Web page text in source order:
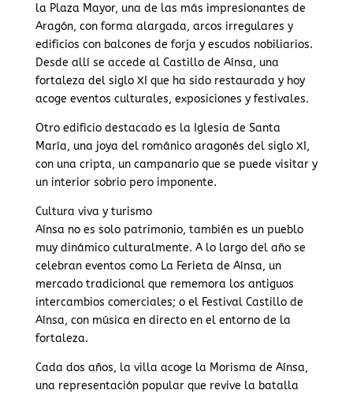
la Plaza Mayor, una de las más impresionantes de
Aragón, con forma alargada, arcos irregulares y
edificios con balcones de forja y escudos nobiliarios.
Desde allí se accede al Castillo de Aínsa, una
fortaleza del siglo XI que ha sido restaurada y hoy
acoge eventos culturales, exposiciones y festivales.
Otro edificio destacado es la Iglesia de Santa
María, una joya del románico aragonés del siglo XI,
con una cripta, un campanario que se puede visitar y
un interior sobrio pero imponente.
Cultura viva y turismo
Aínsa no es solo patrimonio, también es un pueblo
muy dinámico culturalmente. A lo largo del año se
celebran eventos como La Ferieta de Aínsa, un
mercado tradicional que rememora los antiguos
intercambios comerciales; o el Festival Castillo de
Aínsa, con música en directo en el entorno de la
fortaleza.
Cada dos años, la villa acoge la Morisma de Aínsa,
una representación popular que revive la batalla